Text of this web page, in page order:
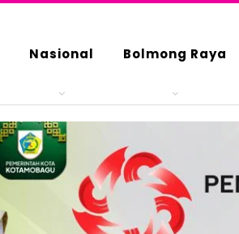
Nasional Bolmong Raya